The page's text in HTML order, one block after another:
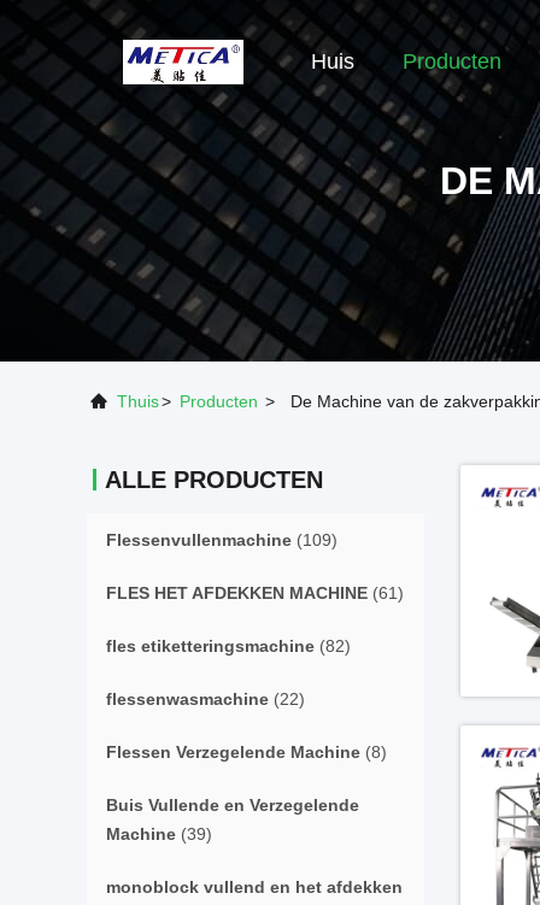
Huis Producten
DE
Thuis> Producten > De Machine van de
ALLE PRODUCTEN
Flessenvullenmachine (109)
FLES HET AFDEKKEN MACHINE (61)
fles etiketteringsmachine (82)
flessenwasmachine (22)
Flessen Verzegelende Machine (8)
Buis Vullende en Verzegelende
Machine (39)
monoblock vullend en het afdekken